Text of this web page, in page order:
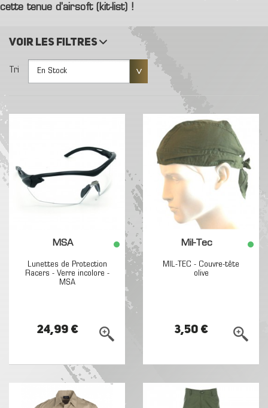
cette tenue d'airsoft (kit-list) !
Voir les filtres
Tri En Stock
MSA
Lunettes de Protection
Racers - Verre incolore -
MSA
24,99 €
Mil-Tec
MIL-TEC - Couvre-tête
olive
3,50 €